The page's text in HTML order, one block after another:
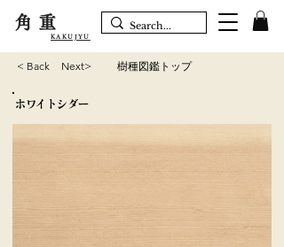
角重
KAKUJYU
< Back Next> 樹種図鑑トップ
ホワイトシダー